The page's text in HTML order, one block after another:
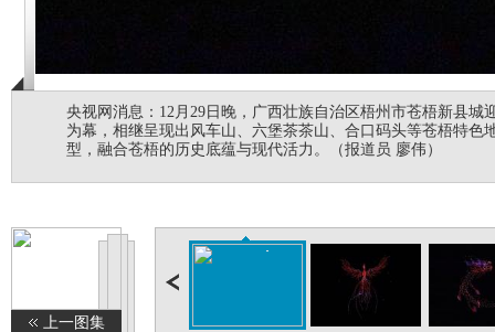
央视网消息：12月29日晚，广西壮族自治区梧州市苍梧新县
为幕，相继呈现出风车山、六堡茶茶山、合口码头等苍梧特
型，融合苍梧的历史底蕴与现代活力。（报道员 廖伟）
上一图集